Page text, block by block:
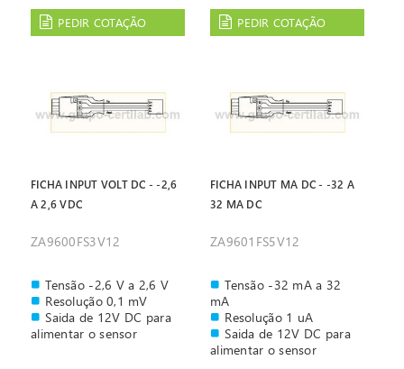
PEDIR COTAÇÃO PEDIR COTAÇÃO
FICHA INPUT VOLT DC - -2,6
A 2,6 VDC
ZA9600FS3V12
Tensão -2,6 V a 2,6 V
Resolução 0,1 mV
Saida de 12V DC para
alimentar o sensor
FICHA INPUT MA DC - -32 A
32 MA DC
ZA9601FS5V12
Tensão -32 mA a 32
mA
Resolução 1 uA
Saida de 12V DC para
alimentar o sensor